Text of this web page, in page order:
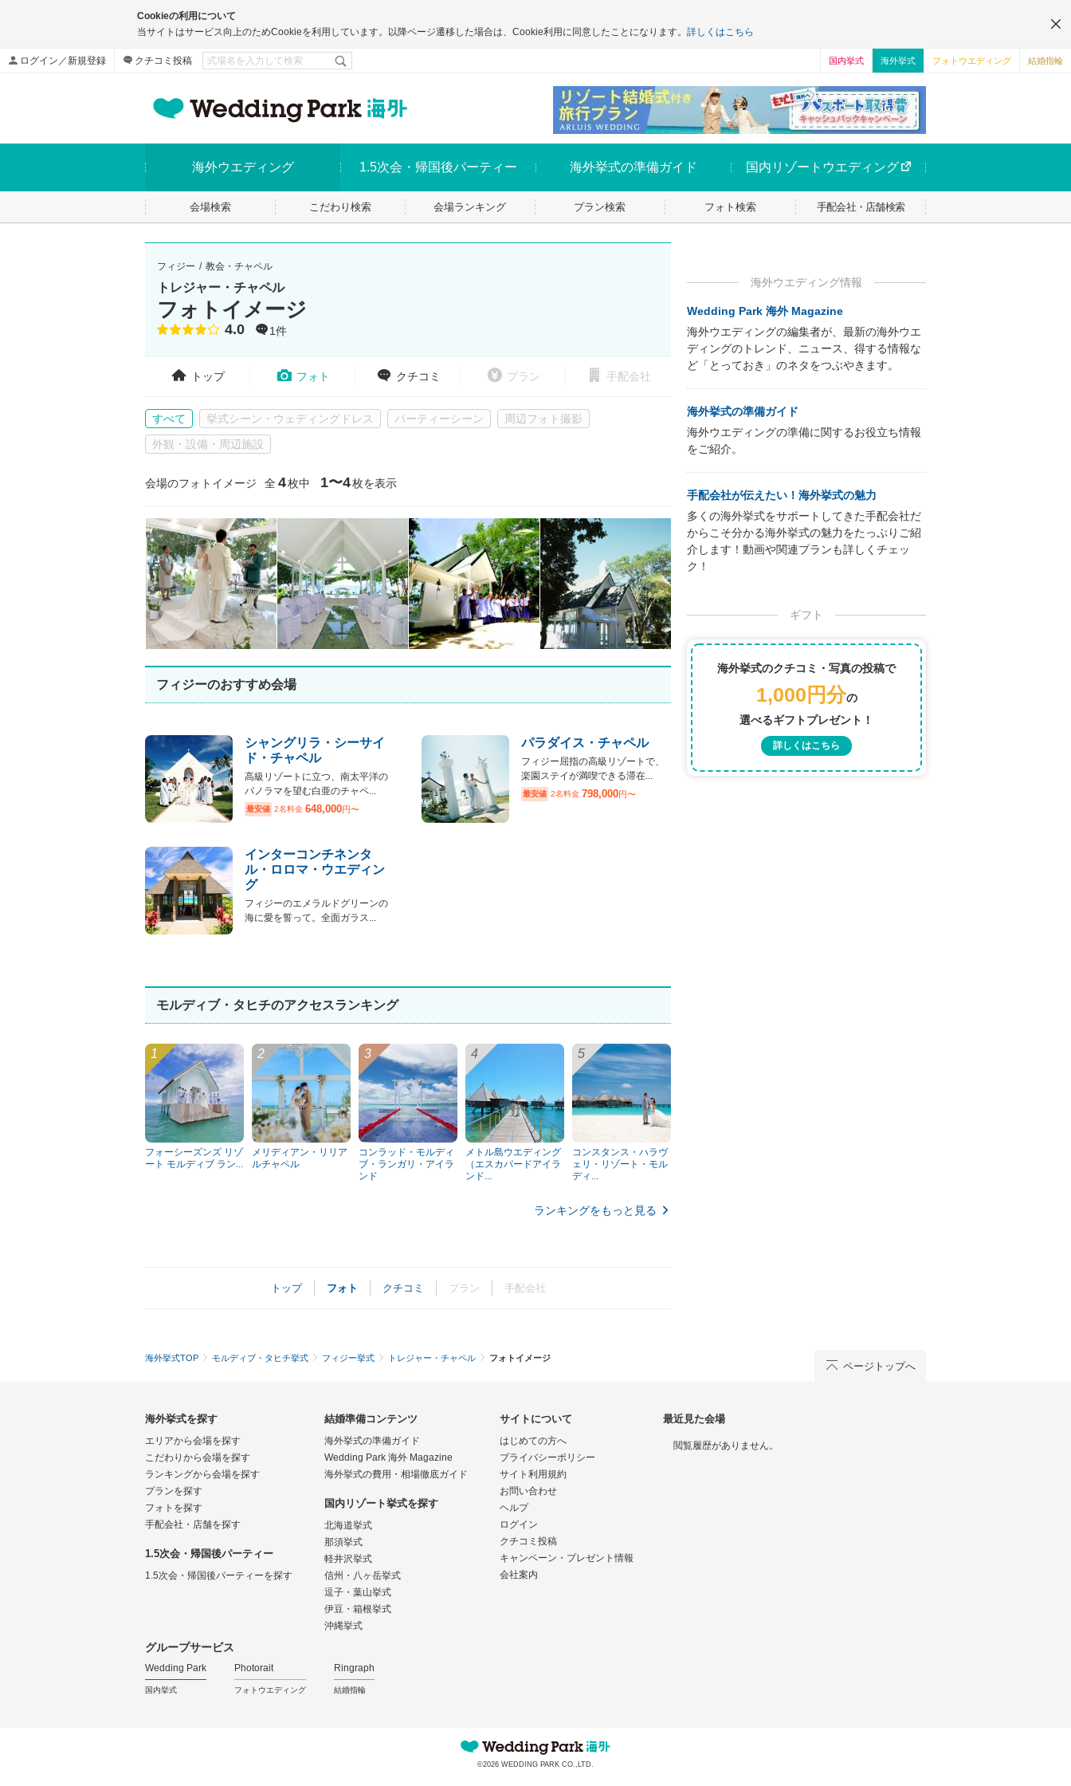
Cookieの利用について
当サイトはサービス向上のためCookieを利用しています。以降ページ遷移した場合は、Cookie利用に同意したことになります。 詳しくはこちら
ログイン／新規登録 クチコミ投稿 国内挙式 海外挙式 フォトウエディング 結婚指輪
海外ウエディング 1.5次会・帰国後パーティー 海外挙式の準備ガイド 国内リゾートウエディング
会場検索 こだわり検索 会場ランキング プラン検索 フォト検索 手配会社・店舗検索
フィジー 教会・チャペル
トレジャー・チャペル
フォトイメージ
点数
4.0 1件
トップ フォト クチコミ プラン 手配会社
すべて 挙式シーン・ウェディングドレス パーティーシーン
周辺フォト撮影
外観・設備・周辺施設
会場のフォトイメージ 全4枚中 1〜4枚を表示
フィジーのおすすめ会場
シャングリラ・シーサイ
ド・チャペル
高級リゾートに立つ、南太平洋の
パノラマを望む白亜のチャペ...
最安値 2名料金 648,000円〜
パラダイス・チャペル
フィジー屈指の高級リゾートで、
楽園ステイが満喫できる滞在...
最安値 2名料金 798,000円〜
インターコンチネンタ
ル・ロロマ・ウエディン
グ
フィジーのエメラルドグリーンの
海に愛を誓って。全面ガラス...
モルディブ・タヒチのアクセスランキング
フォーシーズンズ リゾ
ート モルディブ ラン...
メリディアン・リリア
ルチャペル
コンラッド・モルディ
ブ・ランガリ・アイラ
ンド
メトル島ウエディング
（エスカパードアイラ
ンド...
コンスタンス・ハラヴ
ェリ・リゾート・モル
ディ...
ランキングをもっと見る
トップ フォト クチコミ プラン 手配会社
海外ウエディング情報
Wedding Park 海外 Magazine
海外ウエディングの編集者が、最新の海外ウエ
ディングのトレンド、ニュース、得する情報な
ど「とっておき」のネタをつぶやきます。
海外挙式の準備ガイド
海外ウエディングの準備に関するお役立ち情報
をご紹介。
手配会社が伝えたい！海外挙式の魅力
多くの海外挙式をサポートしてきた手配会社だ
からこそ分かる海外挙式の魅力をたっぷりご紹
介します！動画や関連プランも詳しくチェッ
ク！
ギフト
海外挙式のクチコミ・写真の投稿で
1,000円分の
選べるギフトプレゼント！
詳しくはこちら
海外挙式TOP モルディブ・タヒチ挙式 フィジー挙式 トレジャー・チャペル フォトイメージ
海外挙式を探す
エリアから会場を探す
こだわりから会場を探す
ランキングから会場を探す
プランを探す
フォトを探す
手配会社・店舗を探す
1.5次会・帰国後パーティー
1.5次会・帰国後パーティーを探す
結婚準備コンテンツ
海外挙式の準備ガイド
Wedding Park 海外 Magazine
海外挙式の費用・相場徹底ガイド
国内リゾート挙式を探す
北海道挙式
那須挙式
軽井沢挙式
信州・八ヶ岳挙式
逗子・葉山挙式
伊豆・箱根挙式
沖縄挙式
サイトについて
はじめての方へ
プライバシーポリシー
サイト利用規約
お問い合わせ
ヘルプ
ログイン
クチコミ投稿
キャンペーン・プレゼント情報
会社案内
最近見た会場
閲覧履歴がありません。
ページトップへ
グループサービス
Wedding Park
国内挙式
Photorait
フォトウエディング
Ringraph
結婚指輪
©2026 WEDDING PARK CO.,LTD.